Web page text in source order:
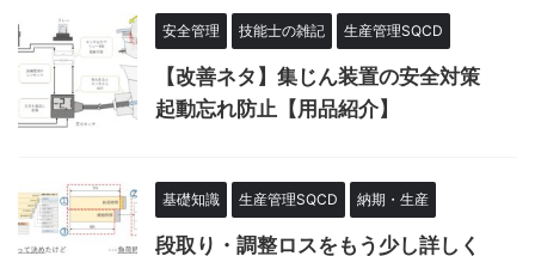
安全管理 技能士の雑記 生産管理SQCD
【改善ネタ】集じん装置の安全対策
起動忘れ防止【用品紹介】
基礎知識 生産管理SQCD 納期・生産
段取り・調整ロスをもう少し詳しく